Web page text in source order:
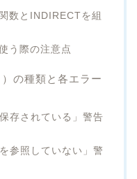
数とINDIRECTを組
う際の注意点
の種類と各エラー
存されている」警告
参照していない」警